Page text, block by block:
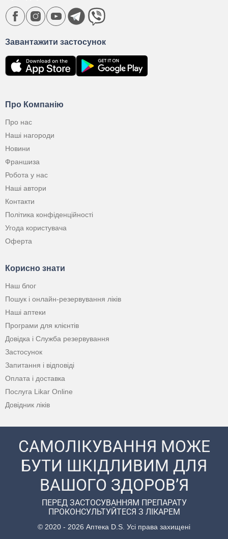
Про Компанію
Про нас
Наші нагороди
Новини
Франшиза
Робота у нас
Наші автори
Контакти
Політика конфіденційності
Угода користувача
Оферта
Корисно знати
Наш блог
Пошук і онлайн-резервування ліків
Наші аптеки
Програми для клієнтів
Довідка і Служба резервування
Застосунок
Запитання і відповіді
Оплата і доставка
Послуга Likar Online
Довідник ліків
Завантажити застосунок
САМОЛІКУВАННЯ МОЖЕ
БУТИ ШКІДЛИВИМ ДЛЯ
ВАШОГО ЗДОРОВ’Я
ПЕРЕД ЗАСТОСУВАННЯМ ПРЕПАРАТУ
ПРОКОНСУЛЬТУЙТЕСЯ З ЛІКАРЕМ
© 2020 - 2026 Аптека D.S. Усі права захищені